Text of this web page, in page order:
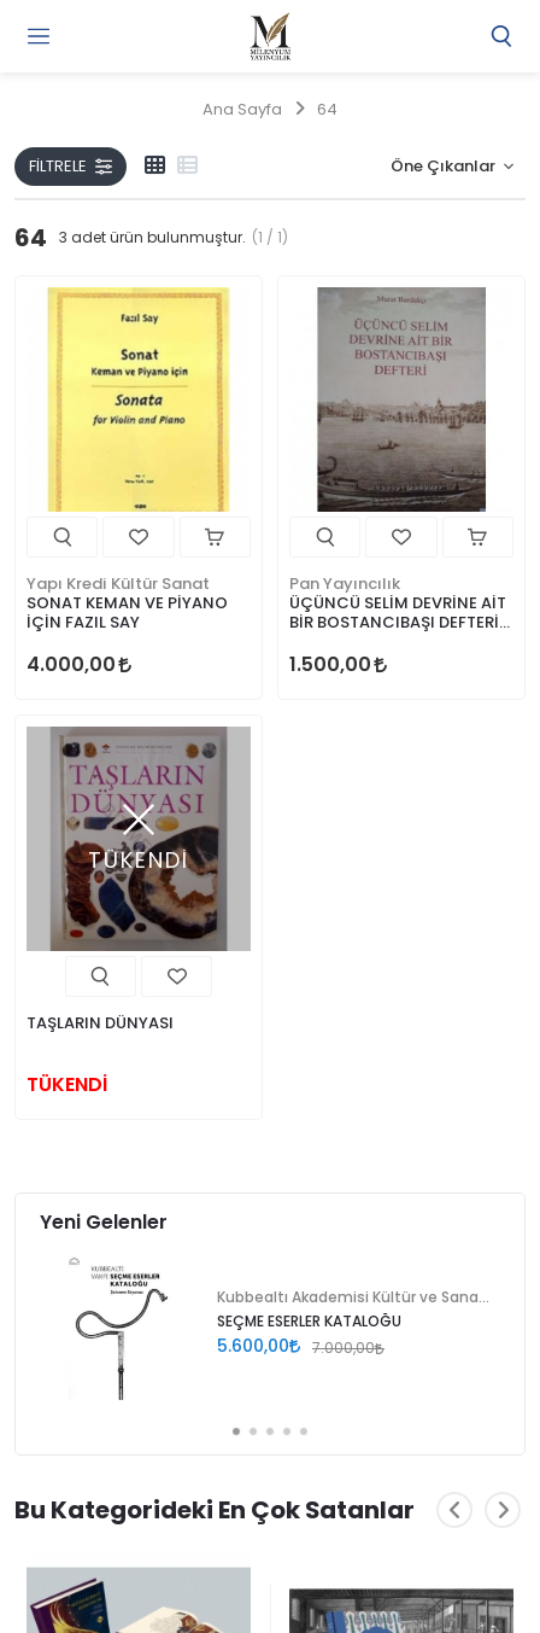
Ana Sayfa 64
FILTRELE
64 3 adet ürün bulunmuştur. (1 / 1)
Yapı Kredi Kültür Sanat
SONAT KEMAN VE PİYANO
İÇİN FAZIL SAY
4.000,00
Pan Yayıncılık
ÜÇÜNCÜ SELİM DEVRİNE AİT
BİR BOSTANCIBAŞI DEFTERİ
1.500,00
TÜKENDİ
TAŞLARIN DÜNYASI
TÜKENDİ
Yeni Gelenler
SEÇME ESERLER KATALOĞU
5.600,00 7.000,00
Bu Kategorideki En Çok Satanlar